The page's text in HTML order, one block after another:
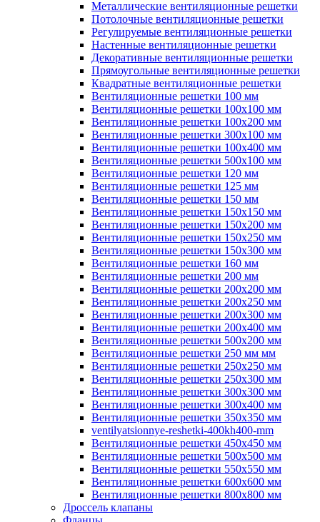
Металлические вентиляционные решетки
Потолочные вентиляционные решетки
Регулируемые вентиляционные решетки
Настенные вентиляционные решетки
Декоративные вентиляционные решетки
Прямоугольные вентиляционные решетки
Квадратные вентиляционные решетки
Вентиляционные решетки 100 мм
Вентиляционные решетки 100х100 мм
Вентиляционные решетки 100х200 мм
Вентиляционные решетки 300х100 мм
Вентиляционные решетки 100х400 мм
Вентиляционные решетки 500х100 мм
Вентиляционные решетки 120 мм
Вентиляционные решетки 125 мм
Вентиляционные решетки 150 мм
Вентиляционные решетки 150х150 мм
Вентиляционные решетки 150х200 мм
Вентиляционные решетки 150х250 мм
Вентиляционные решетки 150х300 мм
Вентиляционные решетки 160 мм
Вентиляционные решетки 200 мм
Вентиляционные решетки 200х200 мм
Вентиляционные решетки 200х250 мм
Вентиляционные решетки 200х300 мм
Вентиляционные решетки 200х400 мм
Вентиляционные решетки 500х200 мм
Вентиляционные решетки 250 мм мм
Вентиляционные решетки 250х250 мм
Вентиляционные решетки 250х300 мм
Вентиляционные решетки 300х300 мм
Вентиляционные решетки 300х400 мм
Вентиляционные решетки 350х350 мм
ventilyatsionnye-reshetki-400kh400-mm
Вентиляционные решетки 450х450 мм
Вентиляционные решетки 500х500 мм
Вентиляционные решетки 550х550 мм
Вентиляционные решетки 600х600 мм
Вентиляционные решетки 800х800 мм
Дроссель клапаны